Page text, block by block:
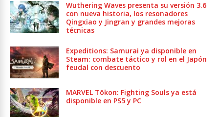
Wuthering Waves presenta su versión 3.6
con nueva historia, los resonadores
Qingxiao y Jingran y grandes mejoras
técnicas
Expeditions: Samurai ya disponible en
Steam: combate táctico y rol en el Japón
feudal con descuento
MARVEL Tōkon: Fighting Souls ya está
disponible en PS5 y PC